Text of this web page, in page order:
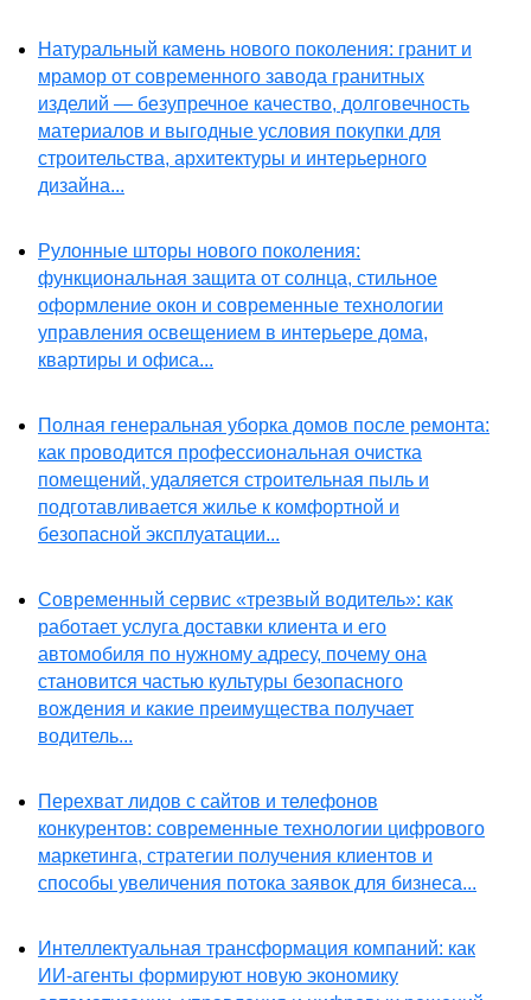
Натуральный камень нового поколения: гранит и
мрамор от современного завода гранитных
изделий — безупречное качество, долговечность
материалов и выгодные условия покупки для
строительства, архитектуры и интерьерного
дизайна...
Рулонные шторы нового поколения:
функциональная защита от солнца, стильное
оформление окон и современные технологии
управления освещением в интерьере дома,
квартиры и офиса...
Полная генеральная уборка домов после ремонта:
как проводится профессиональная очистка
помещений, удаляется строительная пыль и
подготавливается жилье к комфортной и
безопасной эксплуатации...
Современный сервис «трезвый водитель»: как
работает услуга доставки клиента и его
автомобиля по нужному адресу, почему она
становится частью культуры безопасного
вождения и какие преимущества получает
водитель...
Перехват лидов с сайтов и телефонов
конкурентов: современные технологии цифрового
маркетинга, стратегии получения клиентов и
способы увеличения потока заявок для бизнеса...
Интеллектуальная трансформация компаний: как
ИИ-агенты формируют новую экономику